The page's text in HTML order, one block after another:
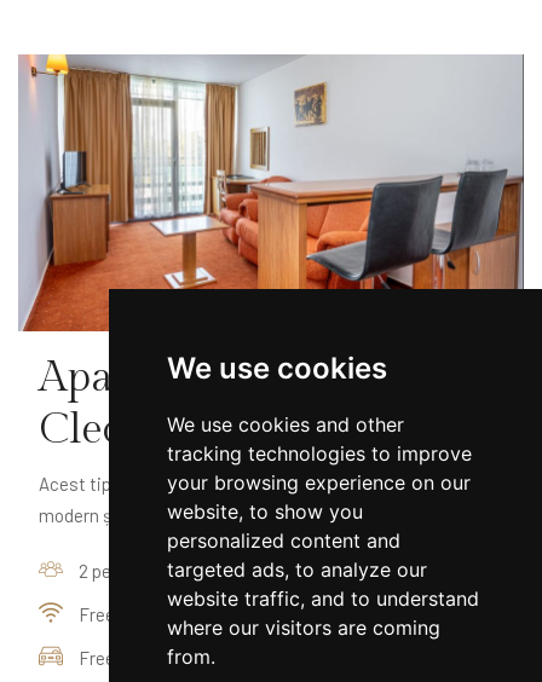
We use cookies
We use cookies and other
tracking technologies to improve
your browsing experience on our
website, to show you
personalized content and
targeted ads, to analyze our
website traffic, and to understand
where our visitors are coming
from.
Apartament Hotel
Cleopatra
Acest tip de spațiu de cazare beneficiază de un design
modern și este alcătuit dintr-un dormitor cu ...
2 persons
Free Internet access
Free parking